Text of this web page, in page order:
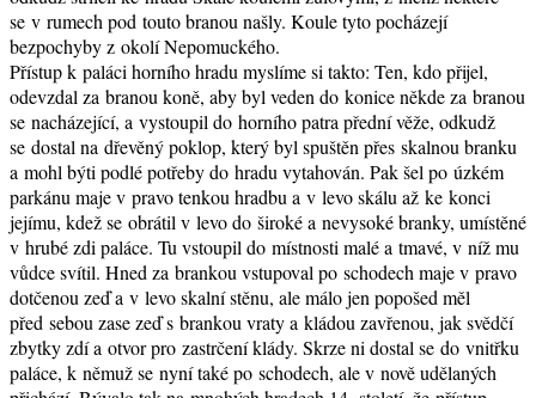
se v rumech pod touto branou našly. Koule tyto pocházejí
bezpochyby z okolí Nepomuckého.
Přístup k paláci horního hradu myslíme si takto: Ten, kdo přijel,
odevzdal za branou koně, aby byl veden do konice někde za branou
se nacházející, a vystoupil do horního patra přední věže, odkudž
se dostal na dřevěný poklop, který byl spuštěn přes skalnou branku
a mohl býti podlé potřeby do hradu vytahován. Pak šel po úzkém
parkánu maje v pravo tenkou hradbu a v levo skálu až ke konci
jejímu, kdež se obrátil v levo do široké a nevysoké branky, umístěné
v hrubé zdi paláce. Tu vstoupil do místnosti malé a tmavé, v níž mu
vůdce svítil. Hned za brankou vstupoval po schodech maje v pravo
dotčenou zeď a v levo skalní stěnu, ale málo jen popošed měl
před sebou zase zeď s brankou vraty a kládou zavřenou, jak svědčí
zbytky zdí a otvor pro zastrčení klády. Skrze ni dostal se do vnitřku
paláce, k němuž se nyní také po schodech, ale v nově udělaných